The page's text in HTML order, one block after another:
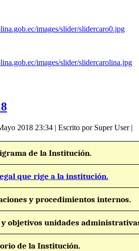
images/slider/slidercaro0.jpg
images/slider/slidercarolina.jpg
2018 23:34 | Escrito por Super User|
de la Institución.
que rige a la institución.
y procedimientos internos.
y objetivos unidades
de la Institución.